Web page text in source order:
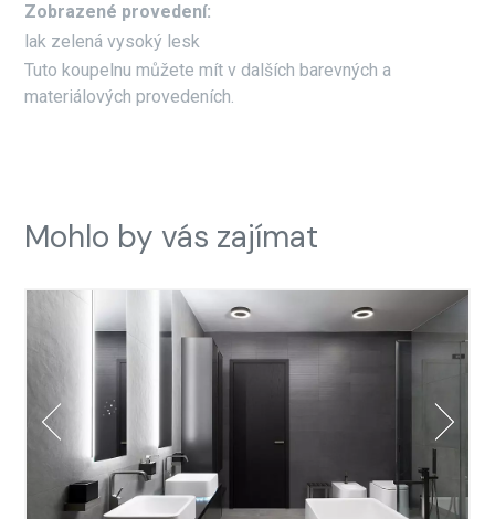
Zobrazené provedení:
lak zelená vysoký lesk
Tuto koupelnu můžete mít v dalších barevných a
materiálových provedeních.
Mohlo by vás zajímat